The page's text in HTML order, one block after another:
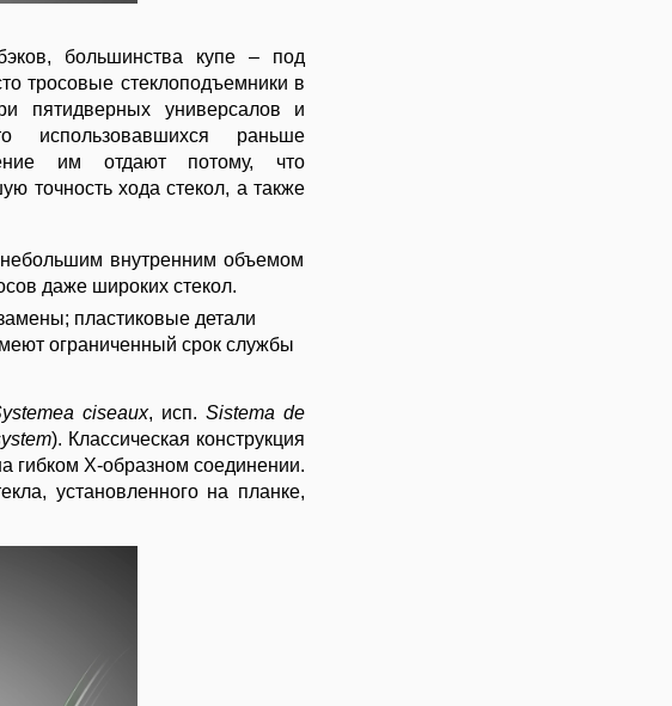
большинства купе – под
тросовые стеклоподъемники в
пятидверных универсалов и
использовавшихся раньше
им отдают потому, что
точность хода стекол, а также
внутренним объемом
даже широких стекол.
пластиковые детали
ограниченный срок службы
а ciseaux, исп.Sistema de
). Классическая конструкция
гибком Х-образном соединении.
установленного на планке,